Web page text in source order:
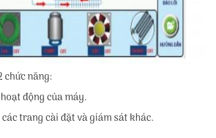
chức năng:
động của máy.
trang cài đặt và giám sát khác.